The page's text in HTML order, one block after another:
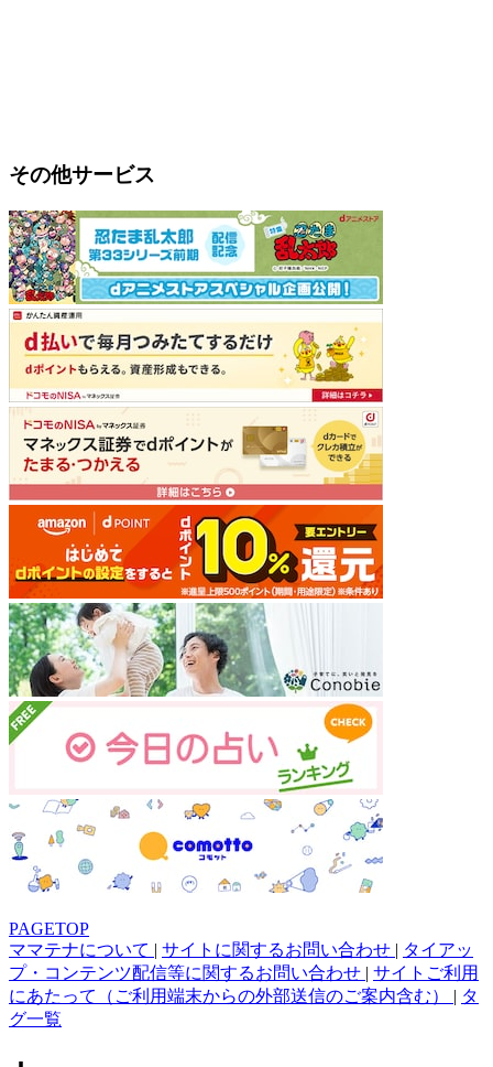
その他サービス
PAGETOP
ママテナについて | サイトに関するお問い合わせ | タイアッ
プ・コンテンツ配信等に関するお問い合わせ | サイトご利用
にあたって（ご利用端末からの外部送信のご案内含む） | タ
グ一覧